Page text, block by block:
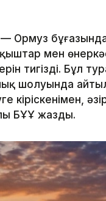
— Ормуз
мен
тигізді. Бұл
шолуында
кіріскенімен,
БҰҰ жазды.